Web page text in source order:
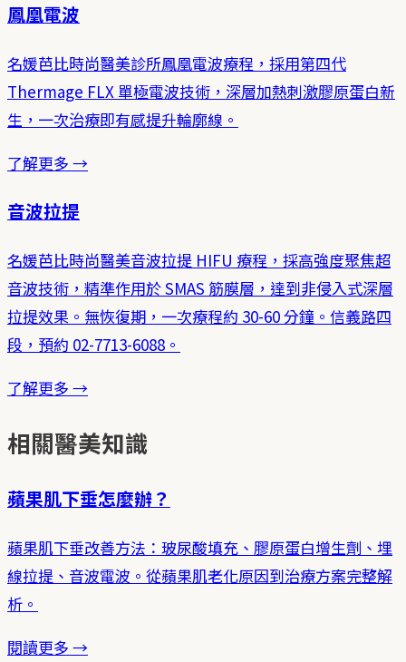
鳳凰電波
名媛芭比時尚醫美診所鳳凰電波療程，採用第四代
Thermage FLX 單極電波技術，深層加熱刺激膠原蛋白新
生，一次治療即有感提升輪廓線。
了解更多 →
音波拉提
名媛芭比時尚醫美音波拉提 HIFU 療程，採高強度聚焦超
音波技術，精準作用於 SMAS 筋膜層，達到非侵入式深層
拉提效果。無恢復期，一次療程約 30-60 分鐘。信義路四
段，預約 02-7713-6088。
了解更多 →
相關醫美知識
蘋果肌下垂怎麼辦？
蘋果肌下垂改善方法：玻尿酸填充、膠原蛋白增生劑、埋
線拉提、音波電波。從蘋果肌老化原因到治療方案完整解
析。
閱讀更多 →